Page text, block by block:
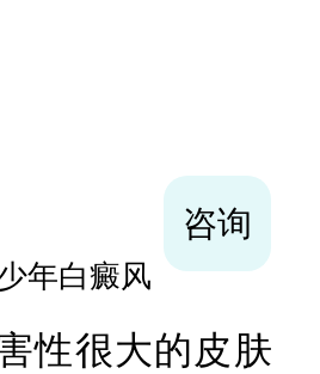
年白癜风
咨询
性很大的皮肤